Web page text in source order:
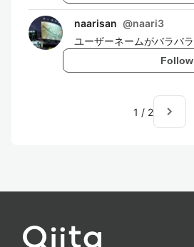
naarisan @naari3
ユーザーネームがバラバラ
Follow
1 / 2 navigate_next